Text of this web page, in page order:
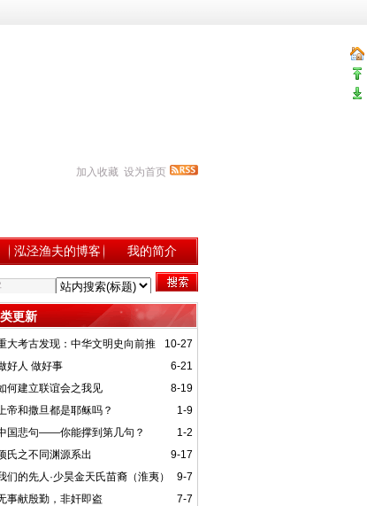
加入收藏 设为首页
泓泾渔夫的博客 我的简介
更新
10-27
大考古发现：中华文明史向前推
9000多年！
6-21
好人 做好事
8-19
何建立联谊会之我见
1-9
帝和撒旦都是耶稣吗？
1-2
国悲句——你能撑到第几句？
转）
9-17
氏之不同渊源系出
9-7
们的先人·少昊金天氏苗裔（淮夷）
与楚灵王的霸业
7-7
事献殷勤，非奸即盗